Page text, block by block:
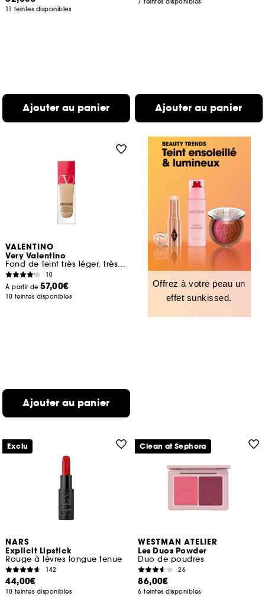
11 teintes disponibles
Ajouter au panier Ajouter au panier
VALENTINO
Very Valentino
Fond de Teint très léger, très longue tenue 24h, SPF 25
10
À partir de57,00€
10 teintes disponibles
Ajouter au panier
Offrez à votre peau un
effet sunkissed.
NARS
Explicit Lipstick
Rouge à lèvres longue tenue
142
44,00€
10 teintes disponibles
Exclu
WESTMAN ATELIER
Les Duos Powder
Duo de poudres
26
86,00€
6 teintes disponibles
Clean at Sephora